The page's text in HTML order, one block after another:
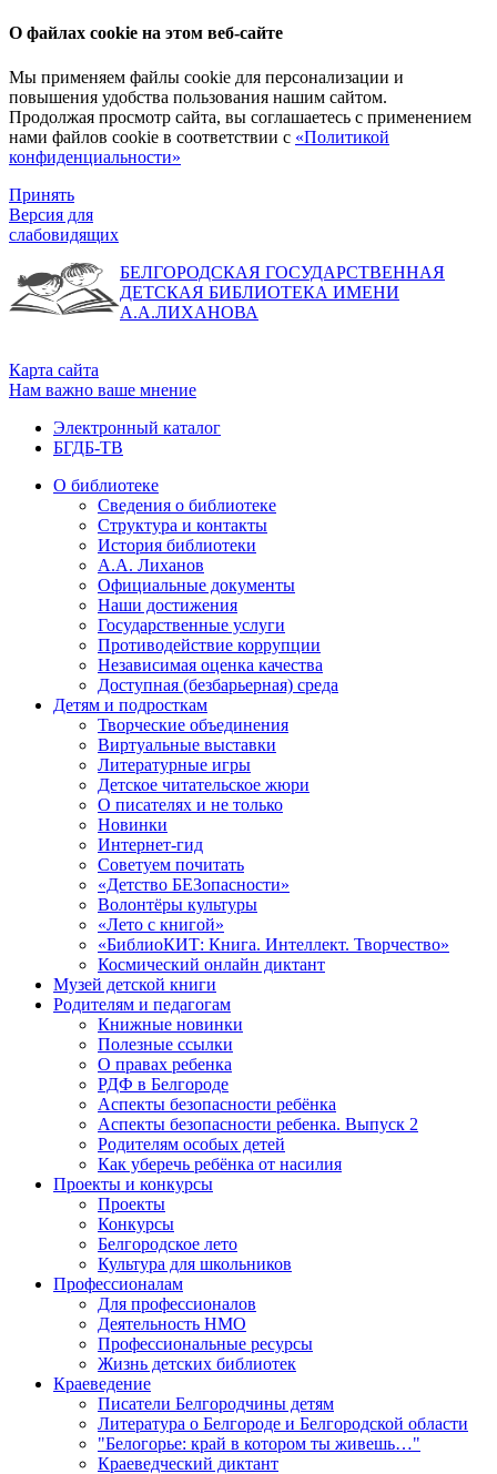
О файлах cookie на этом веб-сайте
Мы применяем файлы cookie для персонализации и
повышения удобства пользования нашим сайтом.
Продолжая просмотр сайта, вы соглашаетесь с применением
нами файлов cookie в соответствии с «Политикой
конфиденциальности»
Принять
Версия для
слабовидящих
БЕЛГОРОДСКАЯ ГОСУДАРСТВЕННАЯ
ДЕТСКАЯ БИБЛИОТЕКА ИМЕНИ
А.А.ЛИХАНОВА
Карта сайта
Нам важно ваше мнение
Электронный каталог
БГДБ-ТВ
О библиотеке
Сведения о библиотеке
Структура и контакты
История библиотеки
А.А. Лиханов
Официальные документы
Наши достижения
Государственные услуги
Противодействие коррупции
Независимая оценка качества
Доступная (безбарьерная) среда
Детям и подросткам
Творческие объединения
Виртуальные выставки
Литературные игры
Детское читательское жюри
О писателях и не только
Новинки
Интернет-гид
Советуем почитать
«Детство БЕЗопасности»
Волонтёры культуры
«Лето с книгой»
«БиблиоКИТ: Книга. Интеллект. Творчество»
Космический онлайн диктант
Музей детской книги
Родителям и педагогам
Книжные новинки
Полезные ссылки
О правах ребенка
РДФ в Белгороде
Аспекты безопасности ребёнка
Аспекты безопасности ребенка. Выпуск 2
Родителям особых детей
Как уберечь ребёнка от насилия
Проекты и конкурсы
Проекты
Конкурсы
Белгородское лето
Культура для школьников
Профессионалам
Для профессионалов
Деятельность НМО
Профессиональные ресурсы
Жизнь детских библиотек
Краеведение
Писатели Белгородчины детям
Литература о Белгороде и Белгородской области
"Белогорье: край в котором ты живешь…"
Краеведческий диктант